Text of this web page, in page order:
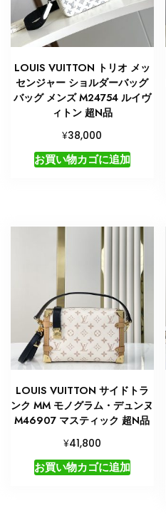
LOUIS VUITTON トリオ メッ
センジャー ショルダーバッグ
バッグ メンズ M24754 ルイヴ
ィトン 超N品
¥38,000
お買い物カゴに追加
LOUIS VUITTON サイドトラ
ンク MM モノグラム・デュンヌ
M46907 マスティック 超N品
¥41,800
お買い物カゴに追加